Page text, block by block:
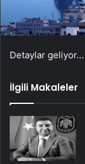
Detaylar geliyor…
İlgili Makaleler